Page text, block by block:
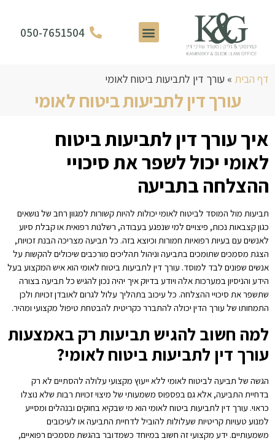
050-7651504
דף הבית » עורך דין לתביעות ביטוח לאומי
עורך דין לתביעות ביטוח לאומי
איך עורך דין לתביעות ביטוח
לאומי יכול לשפר את סיכויי
ההצלחה בתביעה
תביעות מול המוסד לביטוח לאומי יכולות להיות קשורות למגוון רחב של נושאים
כגון קצבאות נכות, פיצויים למי שנפגע בעבודה, רשלנות רפואית או קבלת סיוע
לאנשים עם בעיות רפואיות חמורות וכיוצא בזה. כל תביעה מצריכה הבנת זכויות,
הצגת מסמכים שתומכים בתביעה וניהול תהליכים מורכבים שיכולים להקשות על
אנשים שפונים לבד למוסד. עורך דין לתביעות ביטוח לאומי הוא איש המקצוע בעל
הידע והניסיון במערכות אלה ויודע בדיוק איך יהיה נכון להגיש כל תביעה בצורה
שתשפר את סיכויי ההצלחה. כל עיכוב בתהליך עלול לגרום לאובדן זכויות ולכן
התמחותו של עורך הדין יכולה להתברר כקריטית להבטחת טיפול מקצועי ומהיר.
למה חשוב להגיש תביעות רק באמצעות
עורך דין לתביעות ביטוח לאומי?
הגשה של תביעה לביטוח לאומי ללא ייעוץ מקצועי עלולה להסתיים לא רק
בדחיית התביעה, אלא גם בפספוס משמעותי של מיצוי זכויות רבות שלא נוצלו
כראוי. עורך דין לתביעות ביטוח לאומי הוא מי שבקיא בחוקים ובנהלים ומסייע
למנוע טעויות קריטיות שעלולות להוביל לדחיית התביעה או לעיכובים
משמעותיים. ידע מקצועי זה חשוב במיוחד כשמדובר בהגשת מסמכים רפואיים,